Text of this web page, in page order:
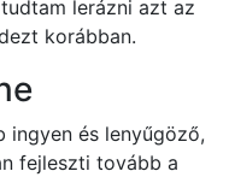
lerázni azt az
korábban.
és lenyűgöző,
fejleszti tovább a